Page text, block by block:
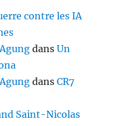
contre les IA
dansUn
dansCR7
Saint-Nicolas